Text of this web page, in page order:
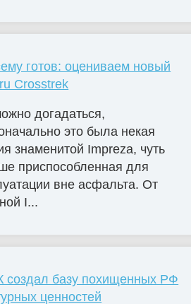
готов: оцениваем новый
Crosstrek
догадаться,
это была некая
знаменитой Impreza, чуть
приспособленная для
вне асфальта. От
I...
создал базу похищенных РФ
ценностей